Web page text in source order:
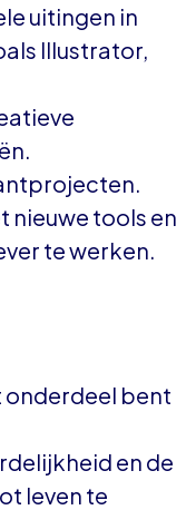
uitingen in
Illustrator,
nieuwe tools en
te werken.
onderdeel bent
en de
leven te